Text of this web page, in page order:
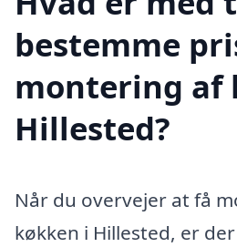
bestemme
montering af
Hillested?
Når du overvejer at få
køkken i Hillested, er